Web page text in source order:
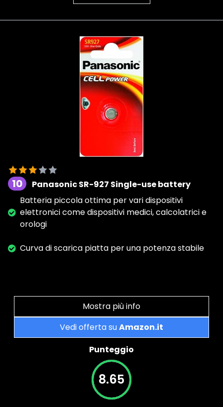
10
Panasonic SR-927 Single-use battery
Batteria piccola ottima per vari dispositivi
elettronici come dispositivi medici, calcolatrici e
orologi
Curva di scarica piatta per una potenza stabile
Mostra più info
Vedi offerta suAmazon.it
Punteggio
8.65